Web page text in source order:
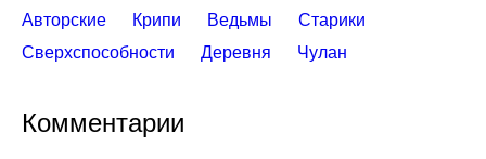
Авторские Крипи Ведьмы
Старики
Сверхспособности
Деревня Чулан
Комментарии